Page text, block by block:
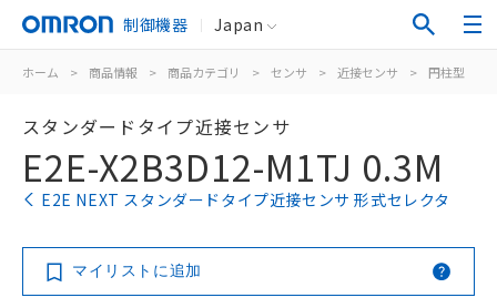
制御機器 Japan
ホーム > 商品情報 > 商品カテゴリ > センサ > 近接センサ > 円柱型
スタンダードタイプ近接センサ
E2E-X2B3D12-M1TJ 0.3M
E2E NEXT スタンダードタイプ近接センサ 形式セレクタ
マイリストに追加